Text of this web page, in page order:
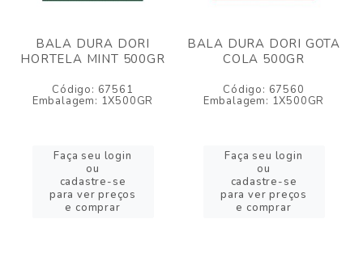
BALA DURA DORI
HORTELA MINT 500GR
Código: 67561
Embalagem: 1X500GR
Faça seu login
ou
cadastre-se
para ver preços
e comprar
BALA DURA DORI GOTA
COLA 500GR
Código: 67560
Embalagem: 1X500GR
Faça seu login
ou
cadastre-se
para ver preços
e comprar